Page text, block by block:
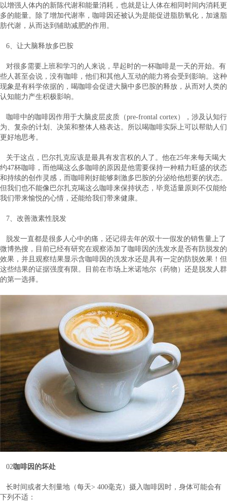
以增强人体内的新陈代谢和能量消耗，也就是让人体在相同时间内消耗更
多的能量。除了增加代谢率，咖啡因还被认为是能促进脂肪氧化，加速脂
肪代谢，从而达到辅助减肥的作用。
6、让大脑释放多巴胺
对很多需要上班和学习的人来说，早起时的一杯咖啡是一天的开始。有
些人甚至会说，没有咖啡，他们和其他人互动的能力将会受到影响。这种
现象是有科学依据的，喝咖啡会促进大脑中多巴胺的释放，从而对人类的
认知能力产生积极影响。
咖啡中的咖啡因作用于大脑皮层皮质（pre-frontal cortex），涉及认知行
为、复杂的计划、决策和整体人格表达。所以喝咖啡实际上可以帮助人们
更好地思考。
关于这点，巴尔扎克应该是最具有发言权的人了。他在25年来每天喝大
约47杯咖啡，而他喝这么多咖啡的原因是他需要保持一种精力旺盛的状态
和持续的创作灵感，而咖啡刚好能够刺激多巴胺的分泌给他想要的状态。
但我们也不能像巴尔扎克喝这么咖啡来保持状态，毕竟适量原则不仅能给
我们带来愉悦的心情，还能给我们带来健康。
7、改善激素性脱发
脱发一直都是很多人心中的痛，还记得去年的双十一假发的销售量上了
微博热搜，目前已经有研究在观察添加了咖啡因的洗发水是否有防脱发的
效果，并且观察结果显示含咖啡因的洗发水还是具有一定的防脱效果！但
这些结果的证据强度有限。目前在市场上米诺地尔（药物）还是脱发人群
的第一选择。
02咖啡因的坏处
长时间或者大剂量地（每天> 400毫克）摄入咖啡因时，身体可能会有
下列不适：